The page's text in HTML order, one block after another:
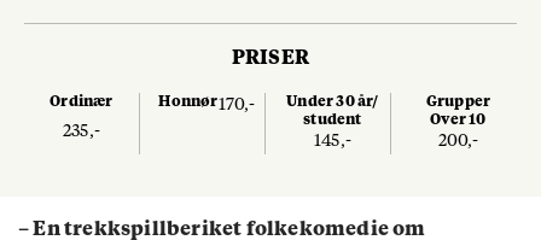
PRISER
Ordinær
235,-
Honnør170,-
Under 30 år/
student
145,-
Grupper
Over 10
200,-
– En trekkspillberiket folkekomedie om